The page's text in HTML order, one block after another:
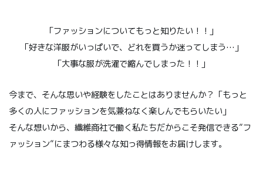
「ファッションについてもっと知りたい！！」
「好きな洋服がいっぱいで、どれを買うか迷ってしまう…」
「大事な服が洗濯で縮んでしまった！！」
今まで、そんな思いや経験をしたことはありませんか？「もっと
多くの人にファッションを気兼ねなく楽しんでもらいたい」
そんな想いから、繊維商社で働く私たちだからこそ発信できる”フ
ァッション”にまつわる様々な知っ得情報をお届けします。